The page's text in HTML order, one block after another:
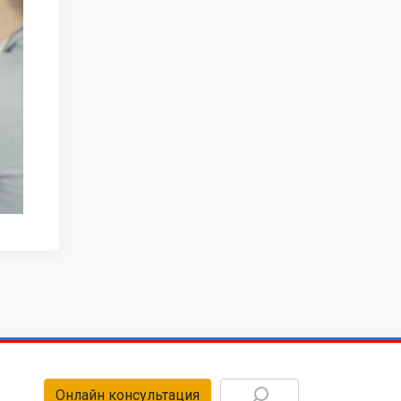
Онлайн консультация